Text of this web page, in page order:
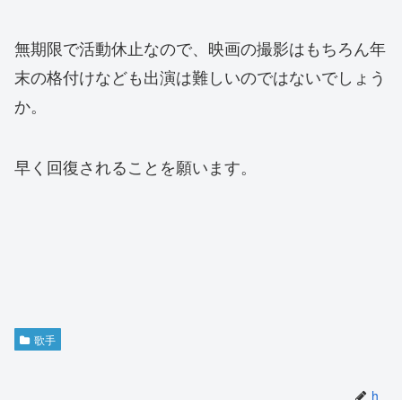
無期限で活動休止なので、映画の撮影はもちろん年
末の格付けなども出演は難しいのではないでしょう
か。
早く回復されることを願います。
歌手
h